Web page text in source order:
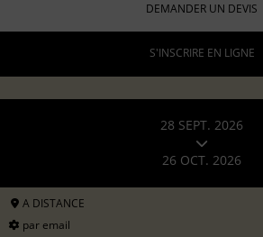
DEMANDER UN DEVIS
S'INSCRIRE EN LIGNE
28 SEPT. 2026
26 OCT. 2026
A DISTANCE
par email